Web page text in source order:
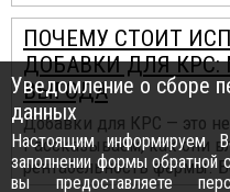
ПОЧЕМУ СТОИТ
ДОБАВКИ ДЛЯ КРС:
ВЫГОДА
Добавки для КРС — это
Рассказываем, как они
рентабельность фермы.
Уведомление о сборе
данных
Настоящим информируем
заполнении формы обратной
вы предоставляете